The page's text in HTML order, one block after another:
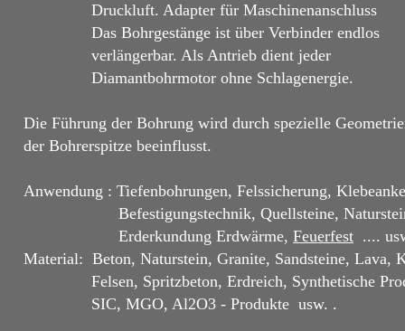
Druckluft. Adapter für Maschinenanschluss
Das Bohrgestänge ist über Verbinder endlos
verlängerbar. Als Antrieb dient jeder
Diamantbohrmotor ohne Schlagenergie.
Die Führung der Bohrung wird durch spezielle
der Bohrerspitze beeinflusst.
Anwendung : Tiefenbohrungen, Felssicherung,
Befestigungstechnik, Quellsteine,
Erderkundung Erdwärme, Feuerfest ....
Material: Beton, Naturstein, Granite, Sandsteine, Lava,
Felsen, Spritzbeton, Erdreich, Synthetische
SIC, MGO, Al2O3 - Produkte usw. .